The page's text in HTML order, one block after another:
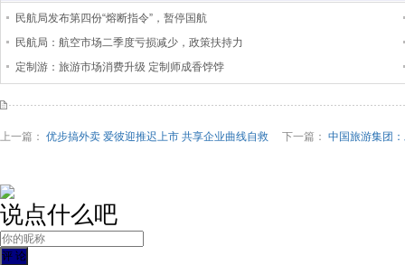
民航局发布第四份“熔断指令”，暂停国航
民航局：航空市场二季度亏损减少，政策扶持力
定制游：旅游市场消费升级 定制师成香饽饽
上一篇： 优步搞外卖 爱彼迎推迟上市 共享企业曲线自救 下一篇： 中国旅游集团
说点什么吧